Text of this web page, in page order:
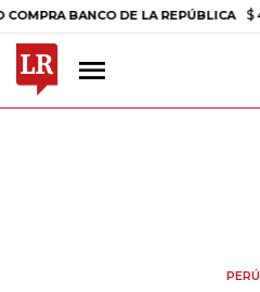
DE LA REPÚBLICA $ 408.498,97
PERÚ